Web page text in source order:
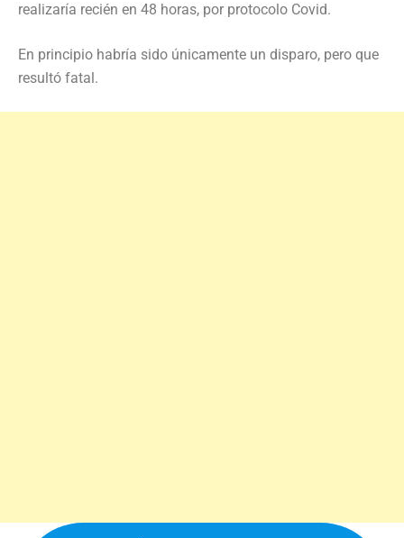
realizaría recién en 48 horas, por protocolo Covid.
En principio habría sido únicamente un disparo, pero que
resultó fatal.